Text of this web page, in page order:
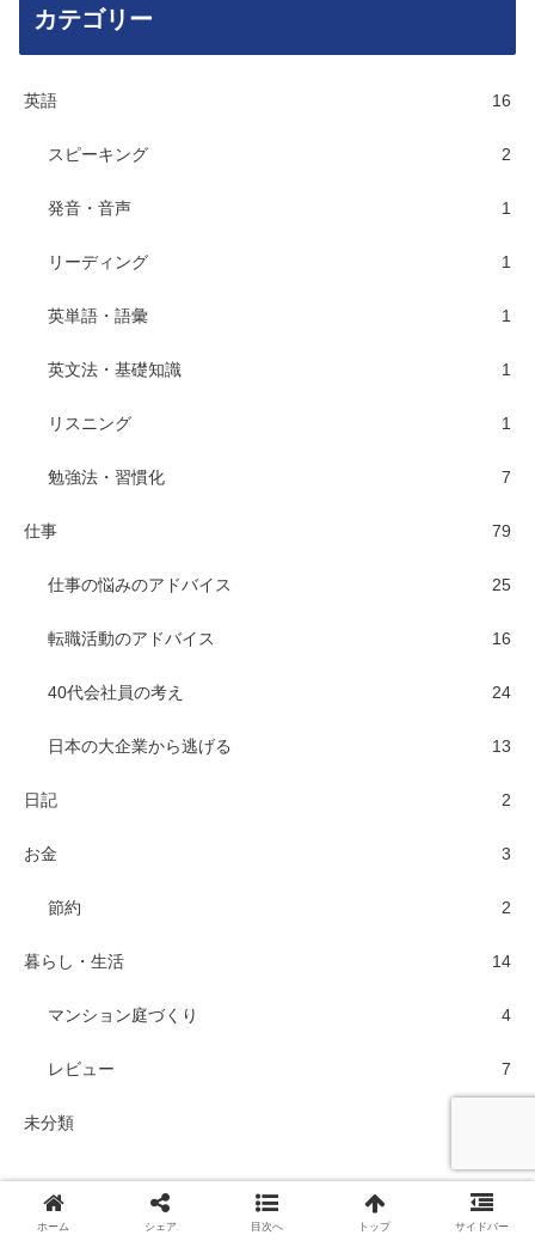
カテゴリー
英語 16
スピーキング 2
発音・音声 1
リーディング 1
英単語・語彙 1
英文法・基礎知識 1
リスニング 1
勉強法・習慣化 7
仕事 79
仕事の悩みのアドバイス 25
転職活動のアドバイス 16
40代会社員の考え 24
日本の大企業から逃げる 13
日記 2
お金 3
節約 2
暮らし・生活 14
マンション庭づくり 4
レビュー 7
未分類
ホーム シェア 目次へ トップ サイドバー